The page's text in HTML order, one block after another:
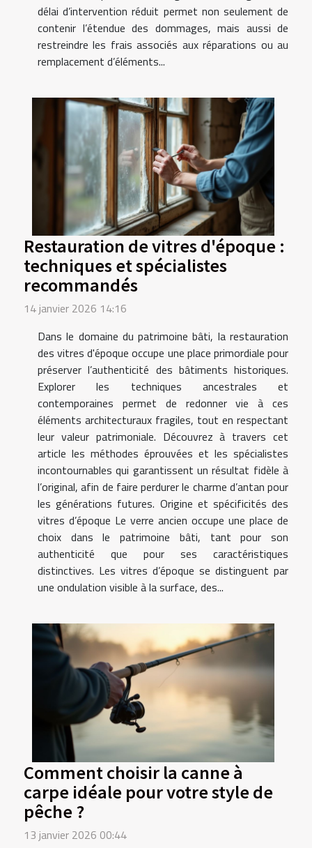
délai d’intervention réduit permet non seulement de
contenir l’étendue des dommages, mais aussi de
restreindre les frais associés aux réparations ou au
remplacement d’éléments...
Restauration de vitres d'époque :
techniques et spécialistes
recommandés
14 janvier 2026 14:16
Dans le domaine du patrimoine bâti, la restauration
des vitres d'époque occupe une place primordiale pour
préserver l’authenticité des bâtiments historiques.
Explorer les techniques ancestrales et
contemporaines permet de redonner vie à ces
éléments architecturaux fragiles, tout en respectant
leur valeur patrimoniale. Découvrez à travers cet
article les méthodes éprouvées et les spécialistes
incontournables qui garantissent un résultat fidèle à
l’original, afin de faire perdurer le charme d’antan pour
les générations futures. Origine et spécificités des
vitres d’époque Le verre ancien occupe une place de
choix dans le patrimoine bâti, tant pour son
authenticité que pour ses caractéristiques
distinctives. Les vitres d’époque se distinguent par
une ondulation visible à la surface, des...
Comment choisir la canne à
carpe idéale pour votre style de
pêche ?
13 janvier 2026 00:44